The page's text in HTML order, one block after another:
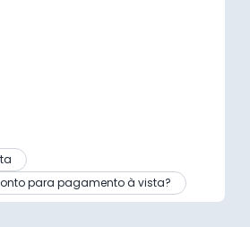
para pagamento à vista?